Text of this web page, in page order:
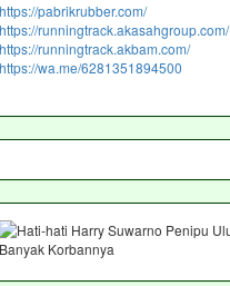
https://pabrikrubber.com/
https://runningtrack.akasahgroup.com/
https://runningtrack.akbam.com/
https://wa.me/6281351894500